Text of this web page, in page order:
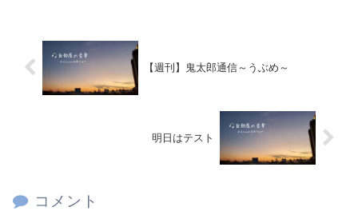
【週刊】鬼太郎通信～うぶめ～
明日はテスト
コメント